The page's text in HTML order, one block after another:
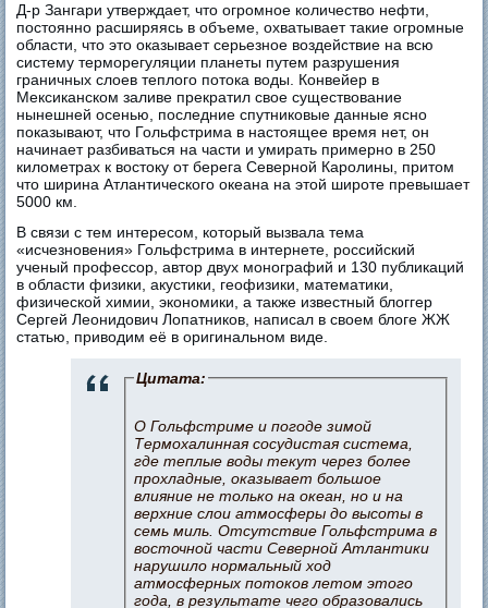
Д-р Зангари утверждает, что огромное количество нефти,
постоянно расширяясь в объеме, охватывает такие огромные
области, что это оказывает серьезное воздействие на всю
систему терморегуляции планеты путем разрушения
граничных слоев теплого потока воды. Конвейер в
Мексиканском заливе прекратил свое существование
нынешней осенью, последние спутниковые данные ясно
показывают, что Гольфстрима в настоящее время нет, он
начинает разбиваться на части и умирать примерно в 250
километрах к востоку от берега Северной Каролины, притом
что ширина Атлантического океана на этой широте превышает
5000 км.
В связи с тем интересом, который вызвала тема
«исчезновения» Гольфстрима в интернете, российский
ученый профессор, автор двух монографий и 130 публикаций
в области физики, акустики, геофизики, математики,
физической химии, экономики, а также известный блоггер
Сергей Леонидович Лопатников, написал в своем блоге ЖЖ
статью, приводим её в оригинальном виде.
Цитата:
О Гольфстриме и погоде зимой
Термохалинная сосудистая система,
где теплые воды текут через более
прохладные, оказывает большое
влияние не только на океан, но и на
верхние слои атмосферы до высоты в
семь миль. Отсутствие Гольфстрима в
восточной части Северной Атлантики
нарушило нормальный ход
атмосферных потоков летом этого
года, в результате чего образовались